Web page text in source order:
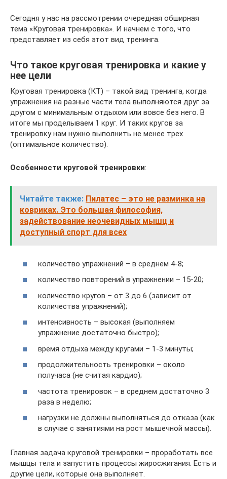
Сегодня у нас на рассмотрении очередная обширная
тема «Круговая тренировка». И начнем с того, что
представляет из себя этот вид тренинга.
Что такое круговая тренировка и какие у
нее цели
Круговая тренировка (КТ) – такой вид тренинга, когда
упражнения на разные части тела выполняются друг за
другом с минимальным отдыхом или вовсе без него. В
итоге мы проделываем 1 круг. И таких кругов за
тренировку нам нужно выполнить не менее трех
(оптимальное количество).
Особенности круговой тренировки:
Читайте также: Пилатес – это не разминка на
ковриках. Это большая философия,
задействование неочевидных мышц и
доступный спорт для всех
количество упражнений – в среднем 4-8;
количество повторений в упражнении – 15-20;
количество кругов – от 3 до 6 (зависит от
количества упражнений);
интенсивность – высокая (выполняем
упражнение достаточно быстро);
время отдыха между кругами – 1-3 минуты;
продолжительность тренировки – около
получаса (не считая кардио);
частота тренировок – в среднем достаточно 3
раза в неделю;
нагрузки не должны выполняться до отказа (как
в случае с занятиями на рост мышечной массы).
Главная задача круговой тренировки – проработать все
мышцы тела и запустить процессы жиросжигания. Есть и
другие цели, которые она выполняет.